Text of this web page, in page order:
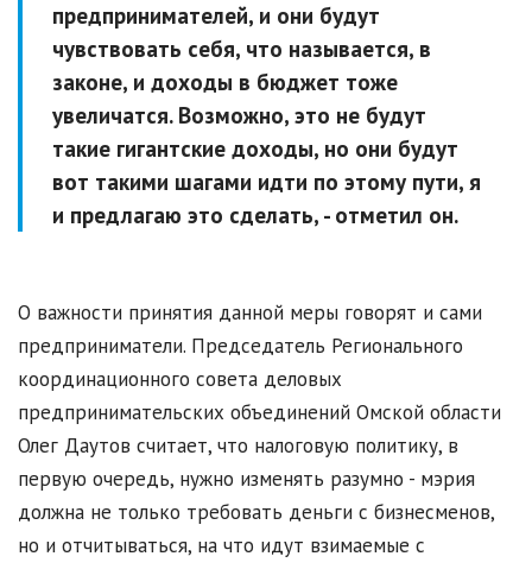
предпринимателей, и они будут
чувствовать себя, что называется, в
законе, и доходы в бюджет тоже
увеличатся. Возможно, это не будут
такие гигантские доходы, но они будут
вот такими шагами идти по этому пути, я
и предлагаю это сделать, - отметил он.
О важности принятия данной меры говорят и сами
предприниматели. Председатель Регионального
координационного совета деловых
предпринимательских объединений Омской области
Олег Даутов считает, что налоговую политику, в
первую очередь, нужно изменять разумно - мэрия
должна не только требовать деньги с бизнесменов,
но и отчитываться, на что идут взимаемые с